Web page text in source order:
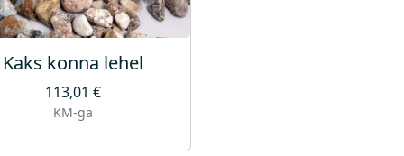
Kaks konna lehel
113,01€
KM-ga